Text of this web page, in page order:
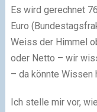
Es wird gerechnet
Euro
Weiss der Himmel
oder Netto – wir
– da könnte Wissen
Ich stelle mir vor,